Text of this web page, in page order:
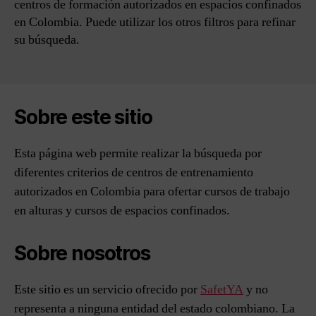
centros de formación autorizados en espacios confinados
en Colombia. Puede utilizar los otros filtros para refinar
su búsqueda.
Sobre este sitio
Esta página web permite realizar la búsqueda por
diferentes criterios de centros de entrenamiento
autorizados en Colombia para ofertar cursos de trabajo
en alturas y cursos de espacios confinados.
Sobre nosotros
Este sitio es un servicio ofrecido por SafetYAy no
representa a ninguna entidad del estado colombiano. La